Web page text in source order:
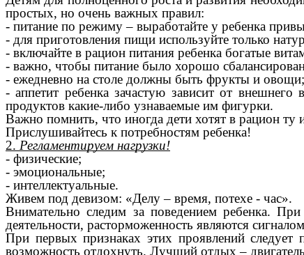
простых, но очень важных правил:
- питание по режиму – выработайте у ребенка
- для приготовления пищи используйте только
- включайте в рацион питания ребенка богатые
- важно, чтобы питание было хорошо
- ежедневно на столе должны быть фрукты и овощи;
- аппетит ребенка зачастую зависит от
продуктов какие-либо узнаваемые им фигурки.
Важно помнить, что иногда дети хотят в рацион ту
Прислушивайтесь к потребностям ребенка!
2. Регламентируем нагрузки!
- физические;
- эмоциональные;
- интеллектуальные.
Живем под девизом: «Делу – время, потехе - час».
Внимательно следим за поведением ребенка.
деятельности, расторможенность являются
При первых признаках этих проявлений следует
возможность отдохнуть. Лучший отдых –